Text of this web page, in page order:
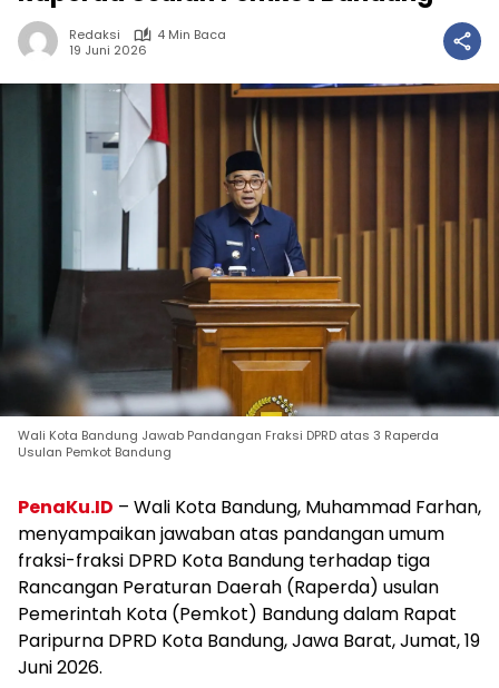
Redaksi
4 Min Baca
19 Juni 2026
Wali Kota Bandung Jawab Pandangan Fraksi DPRD atas 3 Raperda
Usulan Pemkot Bandung
PenaKu.ID – Wali Kota Bandung, Muhammad Farhan,
menyampaikan jawaban atas pandangan umum
fraksi-fraksi DPRD Kota Bandung terhadap tiga
Rancangan Peraturan Daerah (Raperda) usulan
Pemerintah Kota (Pemkot) Bandung dalam Rapat
Paripurna DPRD Kota Bandung, Jawa Barat, Jumat, 19
Juni 2026.